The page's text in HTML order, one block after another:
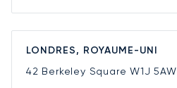
LONDRES, ROYAUME-UNI
42 Berkeley SquareW1J 5AW